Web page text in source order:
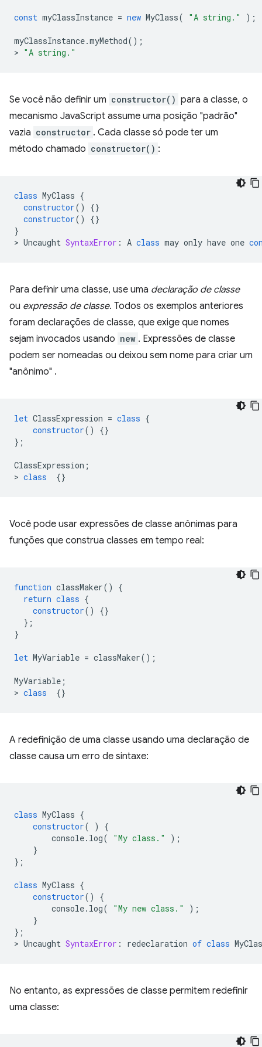
const myClassInstance = new MyClass( "A string." );
myClassInstance.myMethod();
> "A string."
Se você não definir um constructor() para a classe, o
mecanismo JavaScript assume uma posição "padrão"
vazia constructor . Cada classe só pode ter um
método chamado constructor() :
class MyClass {
constructor()
{}
constructor()
{}
}
> Uncaught SyntaxError : A class may only have one
Para definir uma classe, use uma declaração de classe
ou expressão de classe. Todos os exemplos anteriores
foram declarações de classe, que exige que nomes
sejam invocados usando new . Expressões de classe
podem ser nomeadas ou deixou sem nome para criar um
"anônimo" .
let ClassExpression = class {
constructor()
{}
};
ClassExpression ;
> class {}
Você pode usar expressões de classe anônimas para
funções que construa classes em tempo real:
function classMaker()
{
return class {
constructor()
{}
};
}
let MyVariable = classMaker();
MyVariable ;
> class {}
A redefinição de uma classe usando uma declaração de
classe causa um erro de sintaxe:
class MyClass {
constructor( )
{
console. log( "My class."
);
}
};
class MyClass {
constructor()
{
console. log( "My new class."
);
}
};
> Uncaught SyntaxError : redeclaration of class
No entanto, as expressões de classe permitem redefinir
uma classe: